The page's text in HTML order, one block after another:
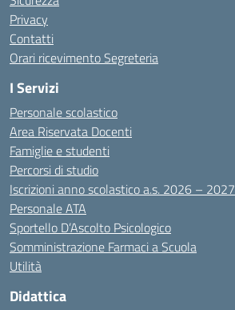
Privacy
Contatti
Orari ricevimento Segreteria
I Servizi
Personale scolastico
Area Riservata Docenti
Famiglie e studenti
Percorsi di studio
Iscrizioni anno scolastico a.s. 2026 – 2027
Personale ATA
Sportello D’Ascolto Psicologico
Somministrazione Farmaci a Scuola
Utilità
Didattica